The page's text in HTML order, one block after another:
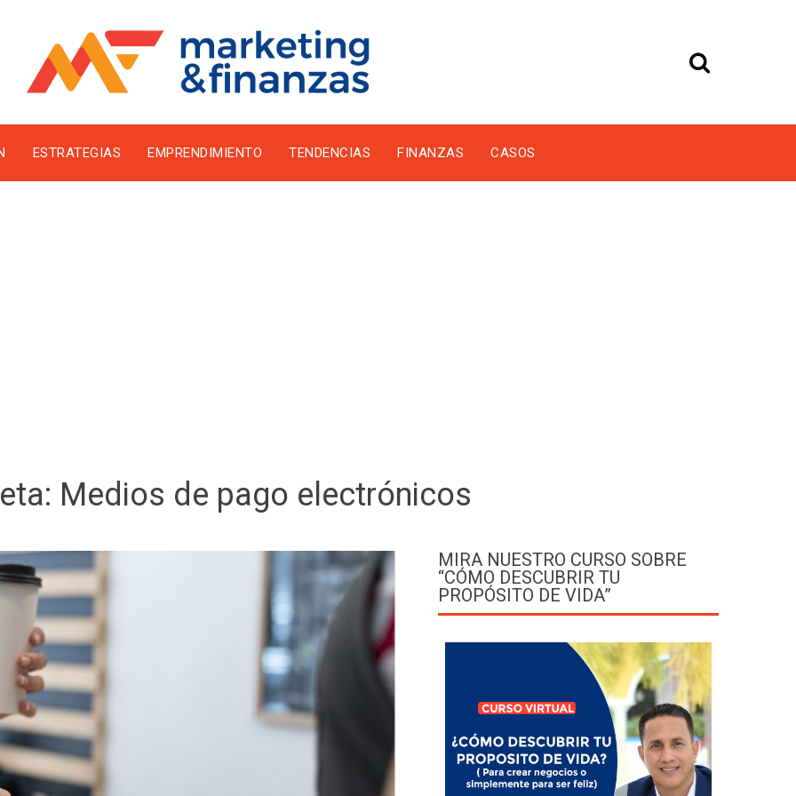
ESTRATEGIAS EMPRENDIMIENTO TENDENCIAS FINANZAS CASOS
Medios de pago electrónicos
MIRA NUESTRO CURSO SOBRE
“CÓMO DESCUBRIR TU
PROPÓSITO DE VIDA”